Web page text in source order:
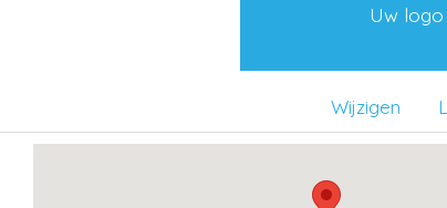
Uw logo
Wijzigen